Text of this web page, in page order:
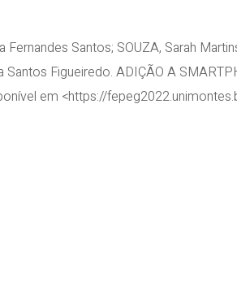
Santos; SOUZA, Sarah
Figueiredo. ADIÇÃO A
em <https://